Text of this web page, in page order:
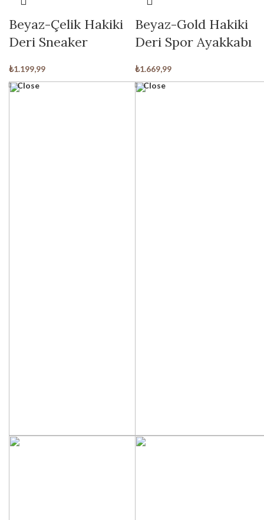
Beyaz-Çelik Hakiki
Deri Sneaker
₺1.199,99
Beyaz-Gold Hakiki
Deri Spor Ayakkabı
₺1.669,99
Close
Close